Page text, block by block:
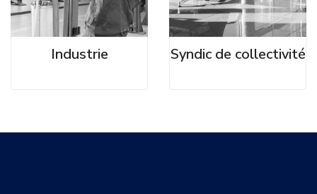
Industrie Syndic de collectivité